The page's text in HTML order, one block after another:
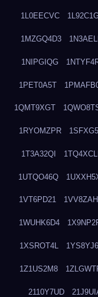
1L0EECVC
1MZGQ4D3
1NIPGIQG
1PET0A5T
1QMT9XGT
1RYOMZPR
1T3A32QI 1TQ4XCLI
1UTQO46Q
1VT6PD21
1WUHK6D4
1XSROT4L
1Z1US2M8
2110Y7UD